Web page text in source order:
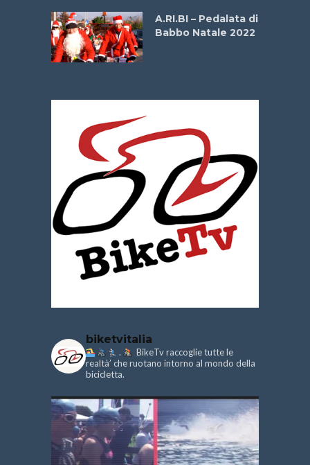
A.RI.BI – Pedalata di
Babbo Natale 2022
biketvitalia
.
BikeTv raccoglie tutte le
realtà’ che ruotano intorno al mondo della
bicicletta.